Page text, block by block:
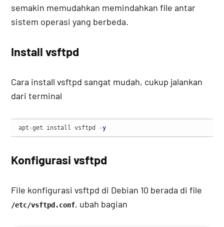
semakin memudahkan memindahkan file antar
sistem operasi yang berbeda.
Install vsftpd
Cara install vsftpd sangat mudah, cukup jalankan
dari terminal
apt -get install vsftpd -y
Konfigurasi vsftpd
File konfigurasi vsftpd di Debian 10 berada di file
/etc/vsftpd.conf, ubah bagian